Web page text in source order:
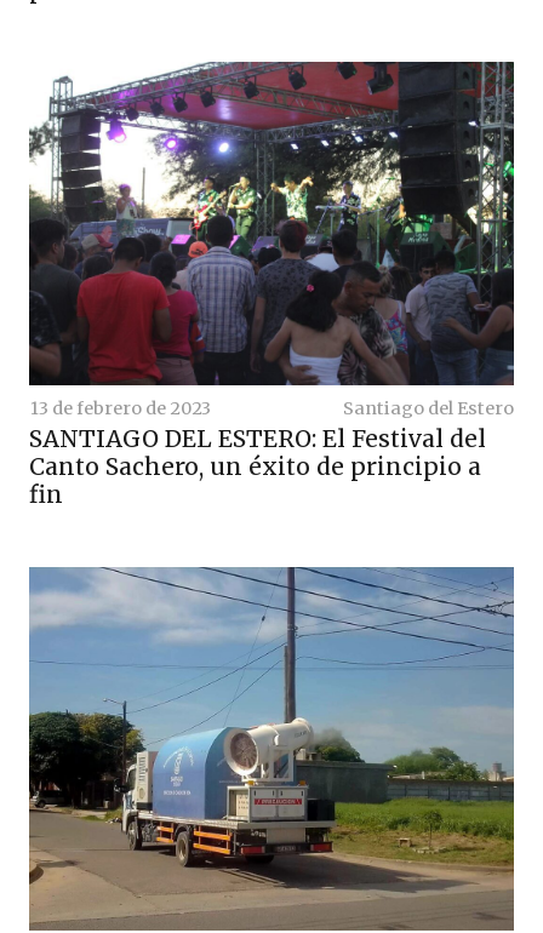
13 de febrero de 2023 Santiago del Estero
SANTIAGO DEL ESTERO: El Festival del
Canto Sachero, un éxito de principio a
fin